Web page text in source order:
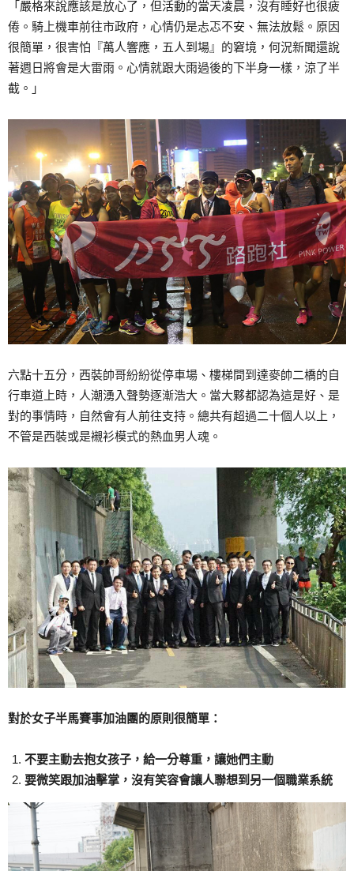
「嚴格來說應該是放心了，但活動的當天凌晨，沒有睡好也很疲
倦。騎上機車前往市政府，心情仍是忐忑不安、無法放鬆。原因
很簡單，很害怕『萬人響應，五人到場』的窘境，何況新聞還說
著週日將會是大雷雨。心情就跟大雨過後的下半身一樣，涼了半
截。」
六點十五分，西裝帥哥紛紛從停車場、樓梯間到達麥帥二橋的自
行車道上時，人潮湧入聲勢逐漸浩大。當大夥都認為這是好、是
對的事情時，自然會有人前往支持。總共有超過二十個人以上，
不管是西裝或是襯衫模式的熱血男人魂。
對於女子半馬賽事加油團的原則很簡單：
不要主動去抱女孩子，給一分尊重，讓她們主動
要微笑跟加油擊掌，沒有笑容會讓人聯想到另一個職業系統